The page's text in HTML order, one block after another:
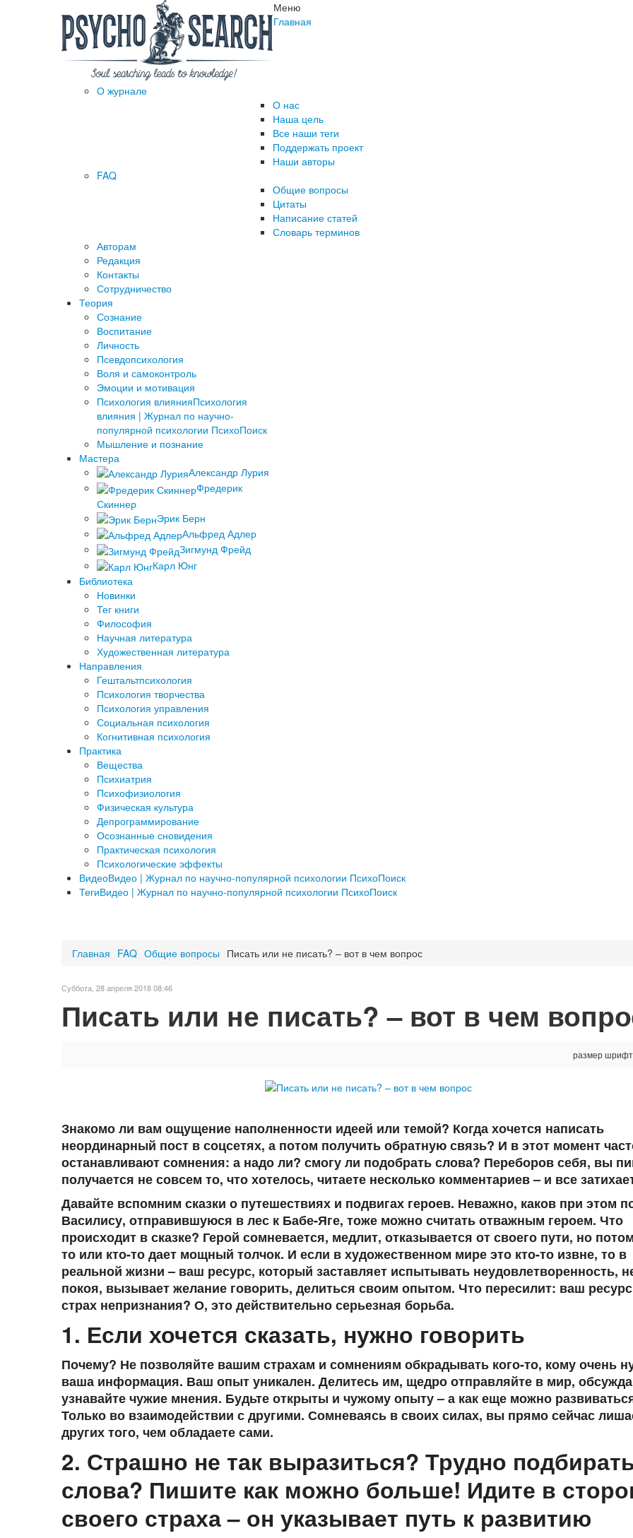
Меню
Главная
О журнале
О нас
Наша цель
Все наши теги
Поддержать проект
Наши авторы
FAQ
Общие вопросы
Цитаты
Написание статей
Словарь терминов
Авторам
Редакция
­Контакты
Сотрудничество
Теория
Сознание
Воспитание
Личность
Псевдопсихология
Воля и самоконтроль
Эмоции и мотивация
Психология влиянияПсихология
влияния | Журнал по научно-
популярной психологии ПсихоПоиск
Мышление и познание
Мастера
Александр Лурия
Фредерик
Скиннер
Эрик Берн
Альфред Адлер
Зигмунд Фрейд
Карл Юнг
Библиотека
Новинки
Тег книги
Философия
Научная литература
Художественная литература
Направления
Гештальтпсихология
Психология творчества
Психология управления
Социальная психология
Когнитивная психология
Практика
Вещества
Психиатрия
Психофизиология
Физическая культура
Депрограммирование
Осознанные сновидения
Практическая психология
Психологические эффекты
ВидеоВидео | Журнал по научно-популярной психологии ПсихоПоиск
ТегиВидео | Журнал по научно-популярной психологии ПсихоПоиск
Главная FAQ Общие вопросы Писать или не писать? – вот в чем вопрос
Суббота, 28 апреля 2018 08:46
Писать или не писать? – вот в чем
размер
Знакомо ли вам ощущение наполненности идеей или темой? Когда хочется написать
неординарный пост в соцсетях, а потом получить обратную связь? И в этот момент
останавливают сомнения: а надо ли? смогу ли подобрать слова? Переборов себя, вы
получается не совсем то, что хотелось, читаете несколько комментариев – и все
Давайте вспомним сказки о путешествиях и подвигах героев. Неважно, каков при этом
Василису, отправившуюся в лес к Бабе-Яге, тоже можно считать отважным героем. Что
происходит в сказке? Герой сомневается, медлит, отказывается от своего пути, но
то или кто-то дает мощный толчок. И если в художественном мире это кто-то извне, то в
реальной жизни – ваш ресурс, который заставляет испытывать неудовлетворенность,
покоя, вызывает желание говорить, делиться своим опытом. Что пересилит: ваш
страх непризнания? О, это действительно серьезная борьба.
1. Если хочется сказать, нужно говорить
Почему? Не позволяйте вашим страхам и сомнениям обкрадывать кого-то, кому очень
ваша информация. Ваш опыт уникален. Делитесь им, щедро отправляйте в мир,
узнавайте чужие мнения. Будьте открыты и чужому опыту – а как еще можно
Только во взаимодействии с другими. Сомневаясь в своих силах, вы прямо сейчас
других того, чем обладаете сами.
2. Страшно не так выразиться? Трудно
слова? Пишите как можно больше! Идите в
своего страха – он указывает путь к развитию